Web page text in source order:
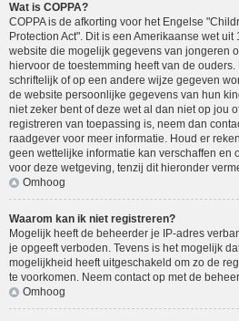
Wat is COPPA?
COPPA is de afkorting voor het Engelse
Protection Act". Dit is een Amerikaanse wet
website die mogelijk gegevens van jongeren
hiervoor de toestemming heeft van de
schriftelijk of op een andere wijze gegeven
de website persoonlijke gegevens van hun
niet zeker bent of deze wet al dan niet op jou
registreren van toepassing is, neem dan
raadgever voor meer informatie. Houd er
geen wettelijke informatie kan verschaffen en
voor deze wetgeving, tenzij dit hieronder
Omhoog
Waarom kan ik niet registreren?
Mogelijk heeft de beheerder je IP-adres
je opgeeft verboden. Tevens is het mogelijk
mogelijkheid heeft uitgeschakeld om zo de
te voorkomen. Neem contact op met de
Omhoog